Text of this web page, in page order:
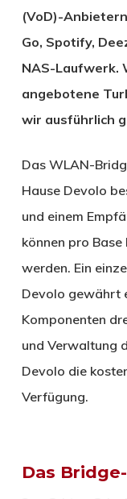
(VoD)-
Go, Spotify,
NAS-Laufwerk.
angebotene
wir ausführlich
Das WLAN-
Hause Devolo
und einem
können pro
werden. Ein
Devolo gewährt
Komponenten
und Verwaltung
Devolo die
Verfügung.
Das